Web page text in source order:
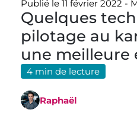
Publié le 11 février 2022 -
Quelques
pilotage au
une meilleure
4 min de lecture
Raphaël